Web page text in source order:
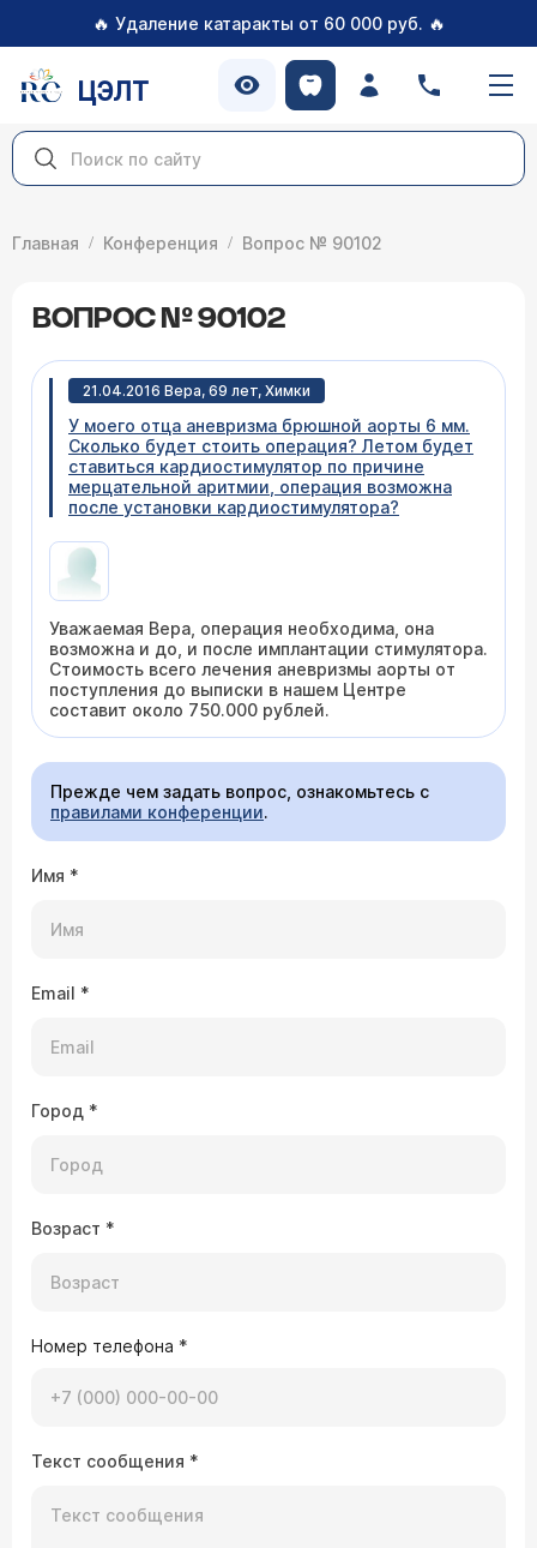
🔥 Удаление катаракты от 60 000 руб. 🔥
ЦЭЛТ
Главная Конференция Вопрос № 90102
ВОПРОС № 90102
21.04.2016 Вера, 69 лет, Химки
У моего отца аневризма брюшной аорты 6 мм.
Сколько будет стоить операция? Летом будет
ставиться кардиостимулятор по причине
мерцательной аритмии, операция возможна
после установки кардиостимулятора?
Уважаемая Вера, операция необходима, она
возможна и до, и после имплантации стимулятора.
Стоимость всего лечения аневризмы аорты от
поступления до выписки в нашем Центре
составит около 750.000 рублей.
Прежде чем задать вопрос, ознакомьтесь с
правилами конференции.
Имя *
Email *
Город *
Возраст *
Номер телефона *
Текст сообщения *